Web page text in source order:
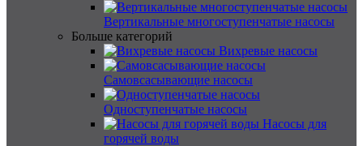
Вертикальные многоступенчатые насосы
Больше категорий
Вихревые насосы
Самовсасывающие насосы
Одноступенчатые насосы
Насосы для
горячей воды